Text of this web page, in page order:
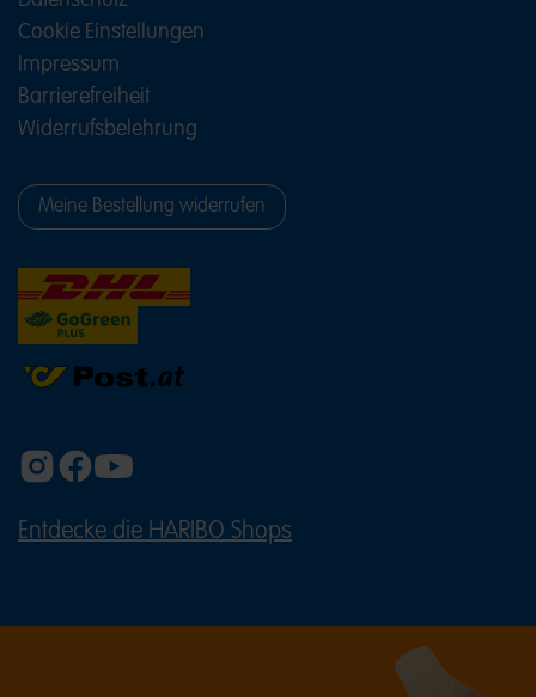
Cookie Einstellungen
Impressum
Barrierefreiheit
Widerrufsbelehrung
Meine Bestellung widerrufen
Entdecke die HARIBO Shops